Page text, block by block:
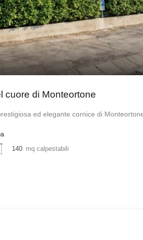
cuore di Monteortone
ed elegante cornice di
140 mq calpestabili